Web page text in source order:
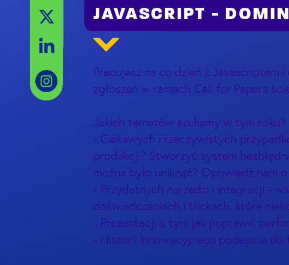
JAVASCRIPT -
Pracujesz na co dzień z Javascriptem
zgłoszeń w ramach Call for Papers
Jakich tematów szukamy w tym roku?
- Ciekawych i rzeczywistych
produkcji? Stworzyć system
można było uniknąć? Opowiedz nam
- Przydatnych narzędzi i integracji -
doświadczeniach i trickach, które
- Prezentacji o tym jak poprawić
- Historii innowacyjnego podejścia
Facebook
X